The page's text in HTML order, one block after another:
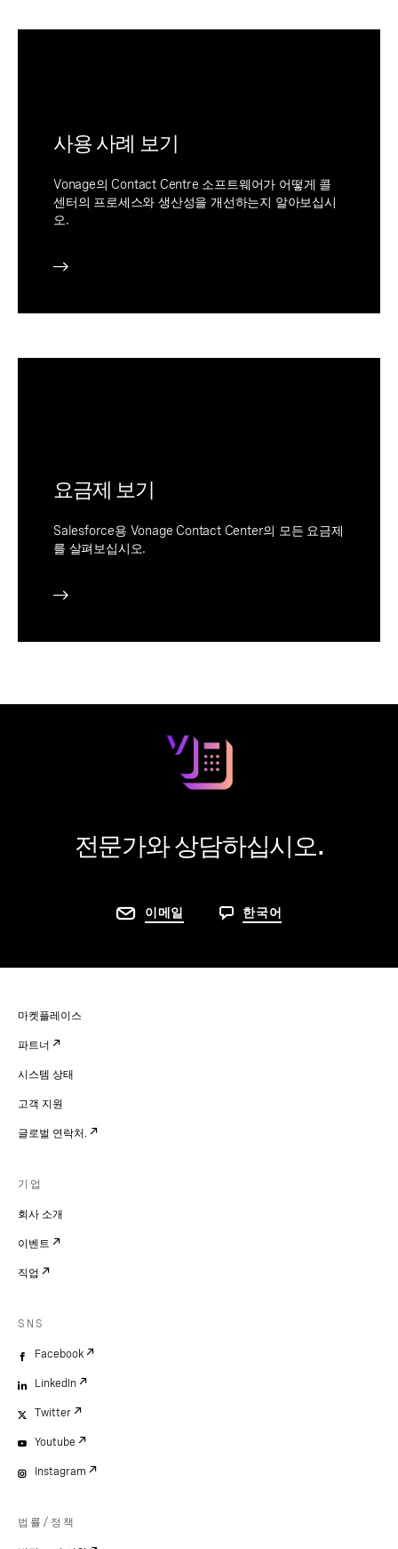
사용 사례 보기
Vonage의 Contact Centre 소프트웨어가 어떻게 콜
센터의 프로세스와 생산성을 개선하는지 알아보십시
오.
요금제 보기
Salesforce용 Vonage Contact Center의 모든 요금제
를 살펴보십시오.
전문가와 상담하십시오.
이메일 한국어
마켓플레이스
파트너
시스템 상태
고객 지원
글로벌 연락처.
기업
회사 소개
이벤트
직업
SNS
Facebook
LinkedIn
Twitter
Youtube
Instagram
법률/정책